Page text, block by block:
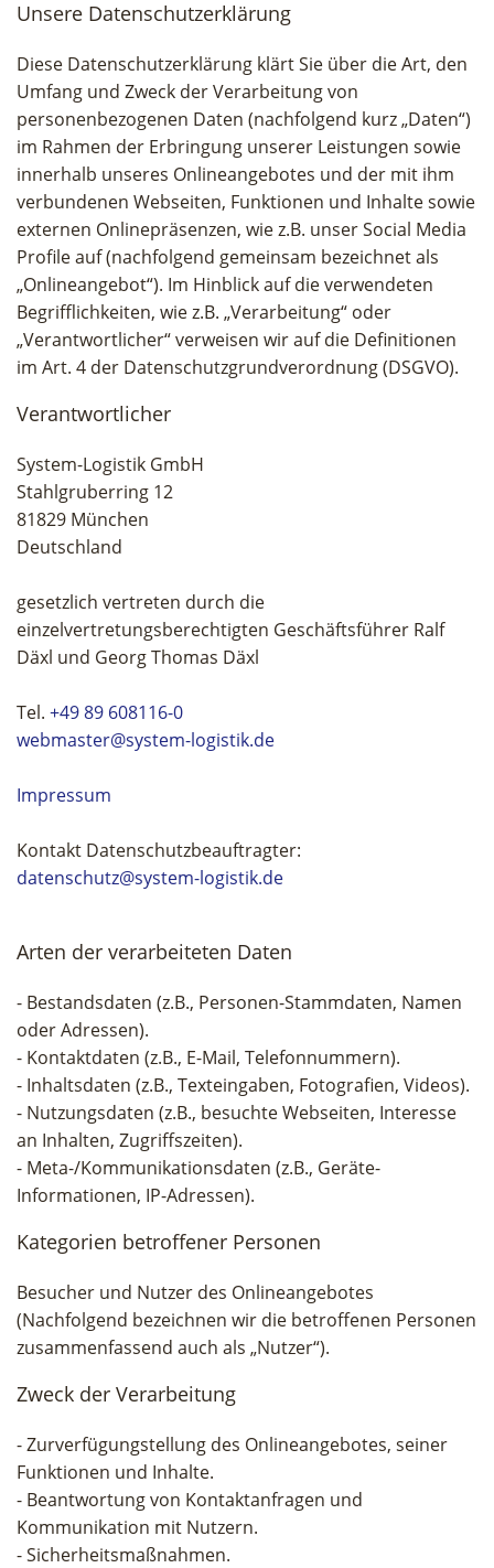
Unsere Datenschutzerklärung
Diese Datenschutzerklärung klärt Sie über die Art, den
Umfang und Zweck der Verarbeitung von
personenbezogenen Daten (nachfolgend kurz „Daten“)
im Rahmen der Erbringung unserer Leistungen sowie
innerhalb unseres Onlineangebotes und der mit ihm
verbundenen Webseiten, Funktionen und Inhalte sowie
externen Onlinepräsenzen, wie z.B. unser Social Media
Profile auf (nachfolgend gemeinsam bezeichnet als
„Onlineangebot“). Im Hinblick auf die verwendeten
Begrifflichkeiten, wie z.B. „Verarbeitung“ oder
„Verantwortlicher“ verweisen wir auf die Definitionen
im Art. 4 der Datenschutzgrundverordnung (DSGVO).
Verantwortlicher
System-Logistik GmbH
Stahlgruberring 12
81829 München
Deutschland
gesetzlich vertreten durch die
einzelvertretungsberechtigten Geschäftsführer Ralf
Däxl und Georg Thomas Däxl
Tel. +49 89 608116-0
webmaster@system-logistik.de
Impressum
Kontakt Datenschutzbeauftragter:
datenschutz@system-logistik.de
Arten der verarbeiteten Daten
- Bestandsdaten (z.B., Personen-Stammdaten, Namen
oder Adressen).
- Kontaktdaten (z.B., E-Mail, Telefonnummern).
- Inhaltsdaten (z.B., Texteingaben, Fotografien, Videos).
- Nutzungsdaten (z.B., besuchte Webseiten, Interesse
an Inhalten, Zugriffszeiten).
- Meta-/Kommunikationsdaten (z.B., Geräte-
Informationen, IP-Adressen).
Kategorien betroffener Personen
Besucher und Nutzer des Onlineangebotes
(Nachfolgend bezeichnen wir die betroffenen Personen
zusammenfassend auch als „Nutzer“).
Zweck der Verarbeitung
- Zurverfügungstellung des Onlineangebotes, seiner
Funktionen und Inhalte.
- Beantwortung von Kontaktanfragen und
Kommunikation mit Nutzern.
- Sicherheitsmaßnahmen.